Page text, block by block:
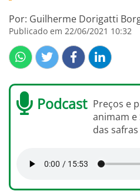
Por: Guilherme Dorigatti
Publicado em 22/06/2021 10:32
Podcast Preços e
animam e
das